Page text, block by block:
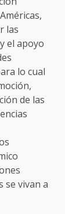
las
el apoyo
lo cual
de las
se vivan a